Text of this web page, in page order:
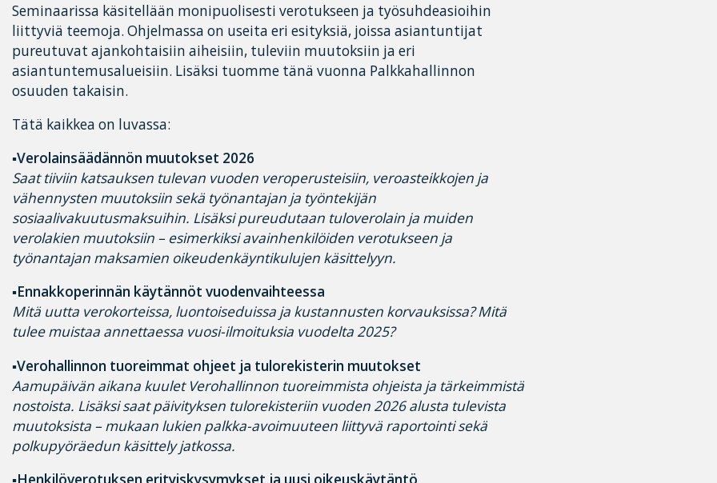
Seminaarissa käsitellään monipuolisesti verotukseen ja työsuhdeasioihin
liittyviä teemoja. Ohjelmassa on useita eri esityksiä, joissa asiantuntijat
pureutuvat ajankohtaisiin aiheisiin, tuleviin muutoksiin ja eri
asiantuntemusalueisiin. Lisäksi tuomme tänä vuonna Palkkahallinnon
osuuden takaisin.
Tätä kaikkea on luvassa:
▪Verolainsäädännön muutokset 2026
Saat tiiviin katsauksen tulevan vuoden veroperusteisiin, veroasteikkojen ja
vähennysten muutoksiin sekä työnantajan ja työntekijän
sosiaalivakuutusmaksuihin. Lisäksi pureudutaan tuloverolain ja muiden
verolakien muutoksiin – esimerkiksi avainhenkilöiden verotukseen ja
työnantajan maksamien oikeudenkäyntikulujen käsittelyyn.
▪Ennakkoperinnän käytännöt vuodenvaihteessa
Mitä uutta verokorteissa, luontoiseduissa ja kustannusten korvauksissa? Mitä
tulee muistaa annettaessa vuosi-ilmoituksia vuodelta 2025?
▪Verohallinnon tuoreimmat ohjeet ja tulorekisterin muutokset
Aamupäivän aikana kuulet Verohallinnon tuoreimmista ohjeista ja tärkeimmistä
nostoista. Lisäksi saat päivityksen tulorekisteriin vuoden 2026 alusta tulevista
muutoksista – mukaan lukien palkka-avoimuuteen liittyvä raportointi sekä
polkupyöräedun käsittely jatkossa.